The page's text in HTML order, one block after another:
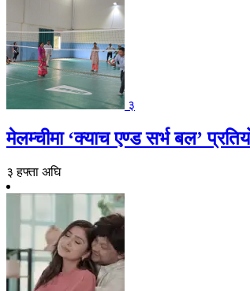
३
मेलम्चीमा ‘क्याच एण्ड सर्भ बल’
३ हफ्ता अघि